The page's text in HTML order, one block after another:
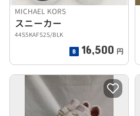
MICHAEL KORS
スニーカー
44S5KAFS2S/BLK
16,500 円